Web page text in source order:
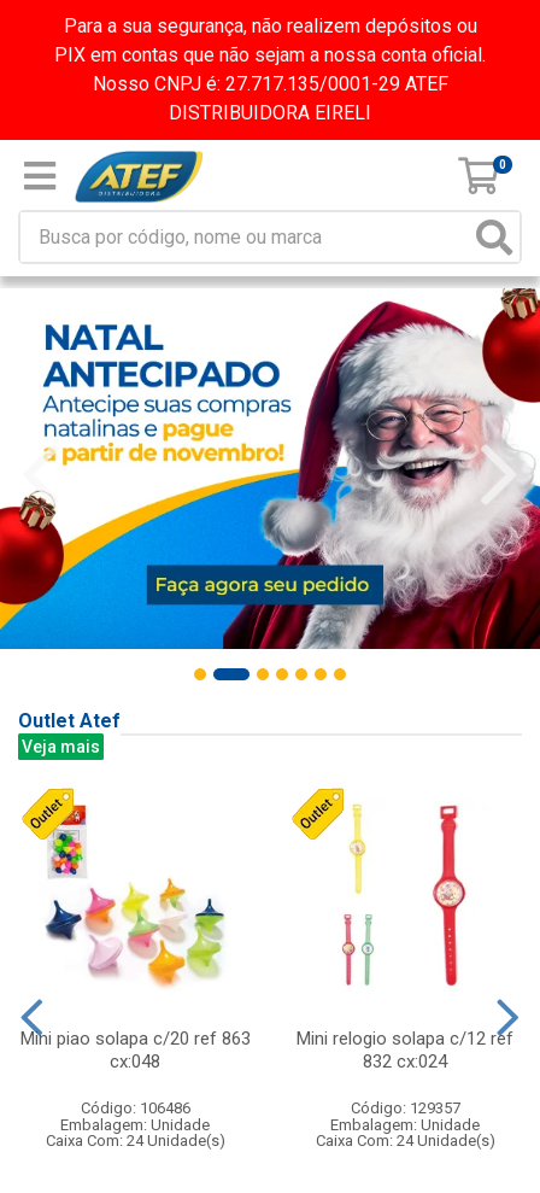
Para a sua segurança, não realizem depósitos ou
PIX em contas que não sejam a nossa conta oficial.
Nosso CNPJ é: 27.717.135/0001-29 ATEF
DISTRIBUIDORA EIRELI
0
Outlet Atef
Veja mais
Mini piao solapa c/20 ref 863
cx:048
Código: 106486
Embalagem: Unidade
Caixa Com: 24 Unidade(s)
Mini relogio solapa c/12 ref
832 cx:024
Código: 129357
Embalagem: Unidade
Caixa Com: 24 Unidade(s)